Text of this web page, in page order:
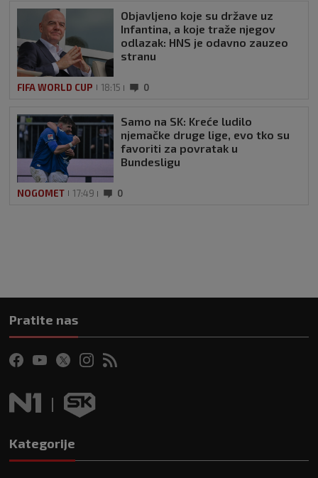
Objavljeno koje su države uz
Infantina, a koje traže njegov
odlazak: HNS je odavno zauzeo
stranu
FIFA WORLD CUP 18:15 0
Samo na SK: Kreće ludilo
njemačke druge lige, evo tko su
favoriti za povratak u
Bundesligu
NOGOMET 17:49 0
Pratite nas
Kategorije